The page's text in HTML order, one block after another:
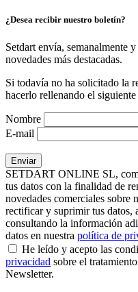
¿Desea recibir nuestro boletín?
Setdart envía, semanalmente
novedades más destacadas.
Si todavía no ha solicitado la
hacerlo rellenando el
Nombre
E-mail
SETDART ONLINE SL,
tus datos con la finalidad de
novedades comerciales sobre
rectificar y suprimir tus datos,
consultando la información
datos en nuestra política de
He leído y acepto las
privacidad sobre el
Newsletter.